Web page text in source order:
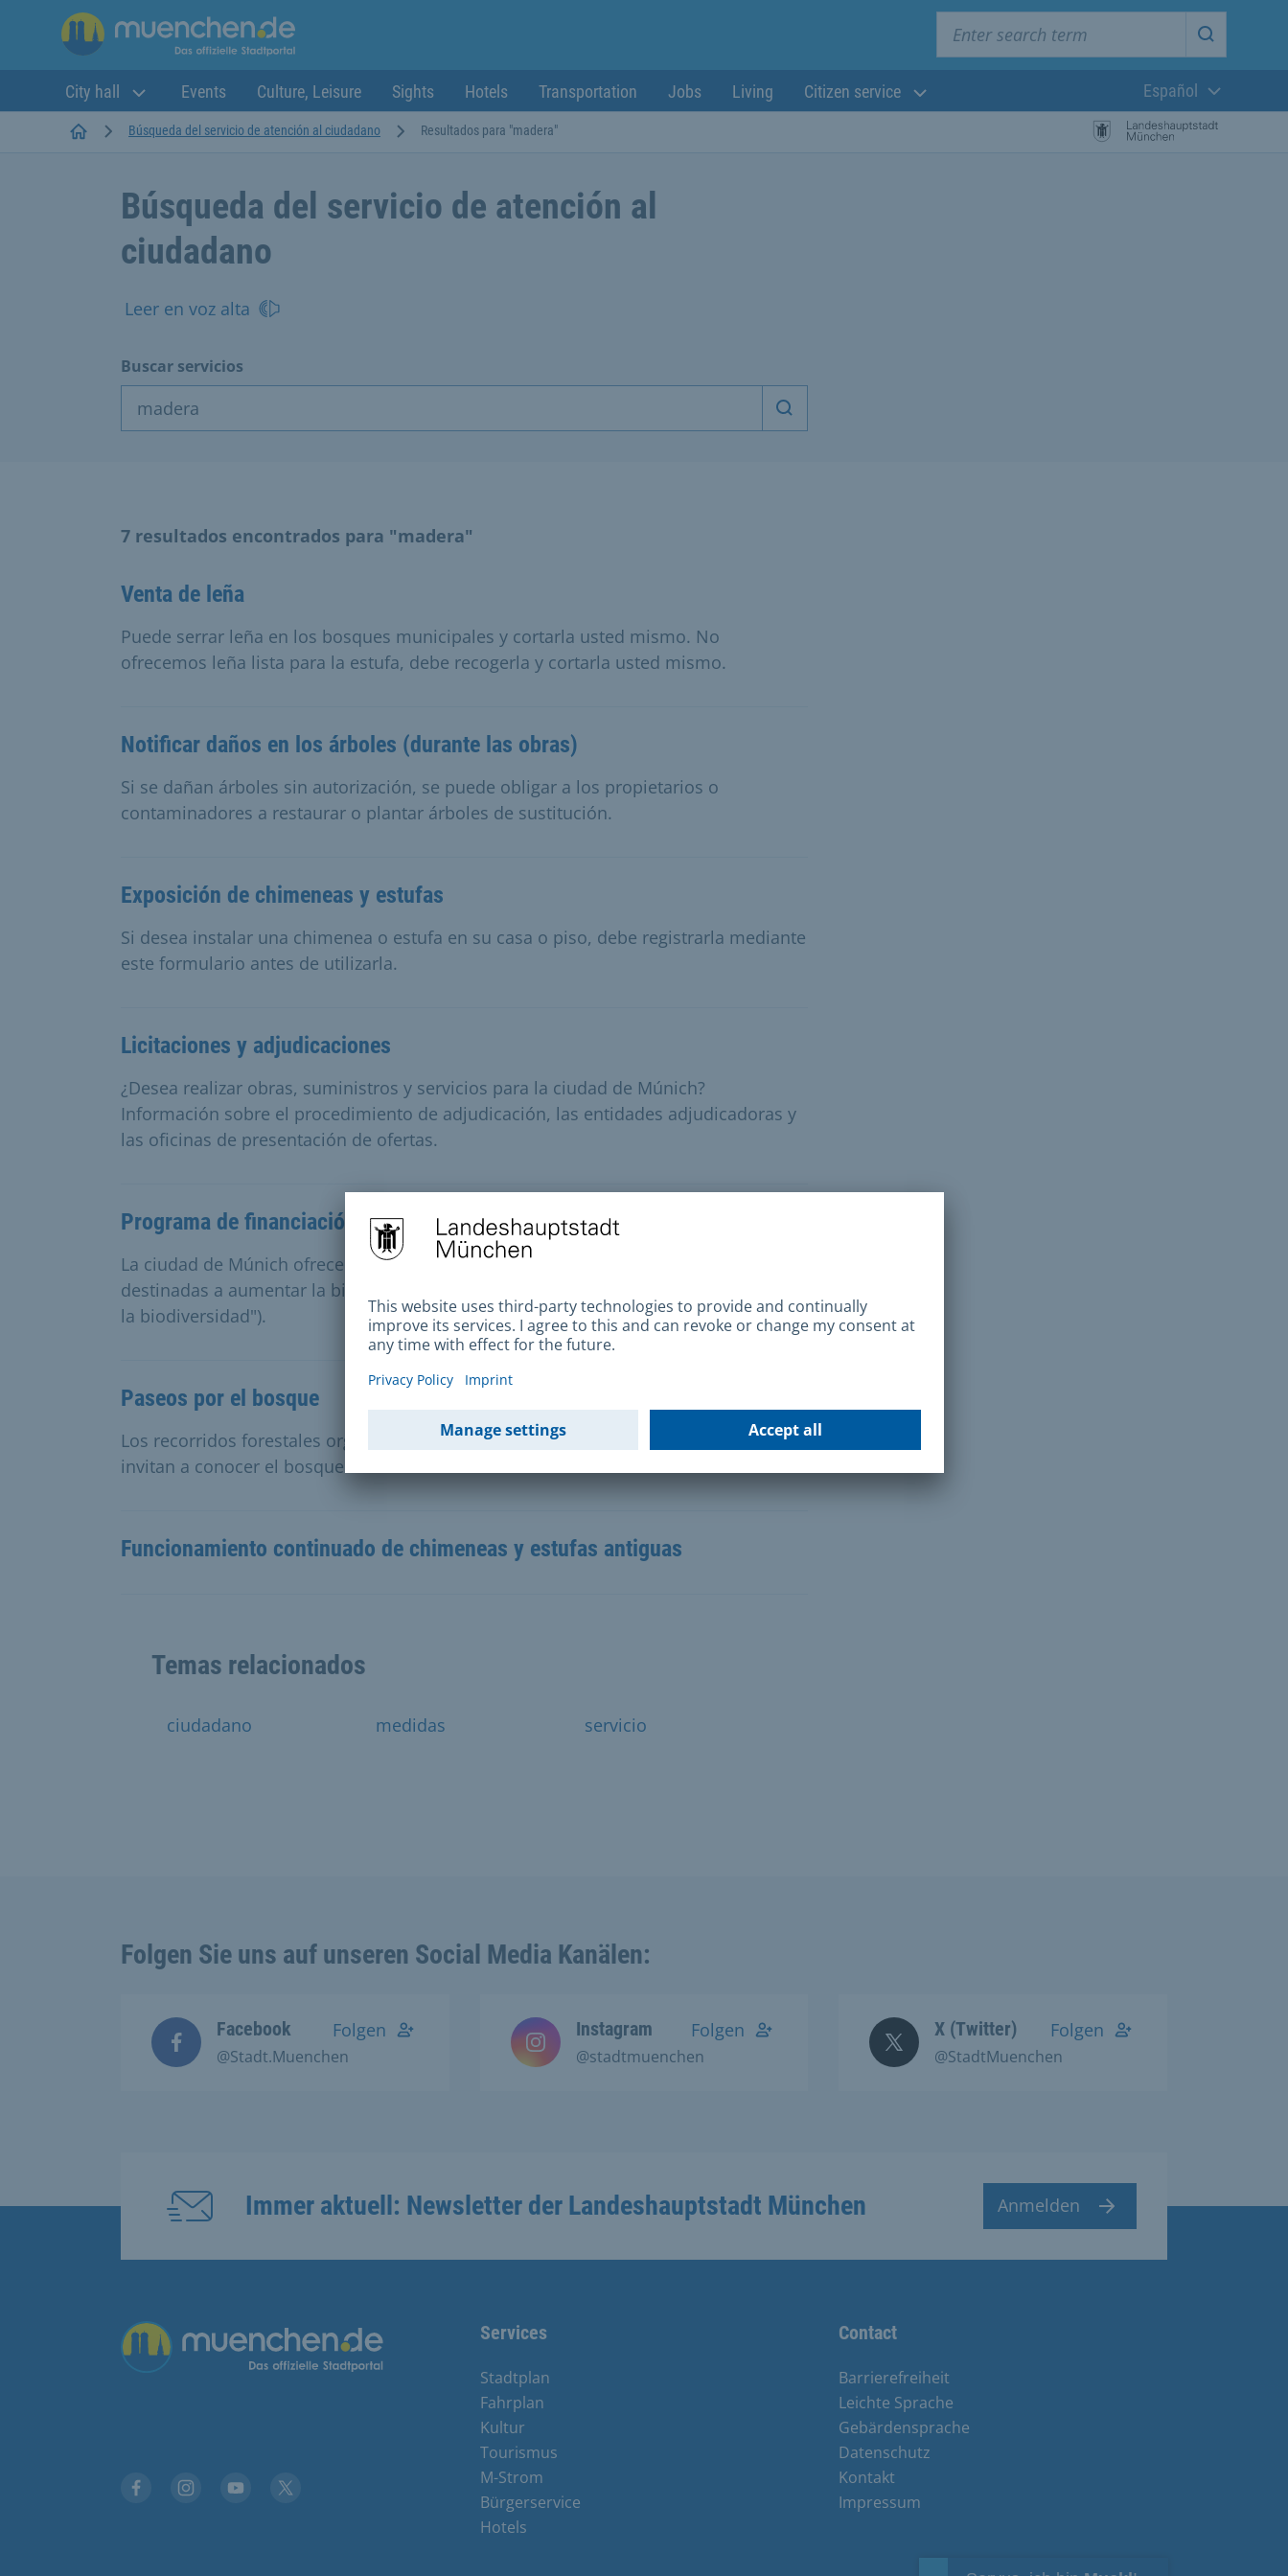
Start
City hall Events Culture, Leisure Sights Hotels Transportation Jobs Living Citizen service
Lengua actual:
Español
StartseiteBúsqueda del servicio de atención al ciudadano Resultados para "madera"
Búsqueda del servicio de atención al
ciudadano
Leer en voz alta
Buscar servicios
Iniciar búsqueda
7 resultados encontrados para "madera"
Venta de leña
Puede serrar leña en los bosques municipales y cortarla usted mismo. No
ofrecemos leña lista para la estufa, debe recogerla y cortarla usted mismo.
Notificar daños en los árboles (durante las obras)
Si se dañan árboles sin autorización, se puede obligar a los propietarios o
contaminadores a restaurar o plantar árboles de sustitución.
Exposición de chimeneas y estufas
Si desea instalar una chimenea o estufa en su casa o piso, debe registrarla mediante
este formulario antes de utilizarla.
Licitaciones y adjudicaciones
¿Desea realizar obras, suministros y servicios para la ciudad de Múnich?
Información sobre el procedimiento de adjudicación, las entidades adjudicadoras y
las oficinas de presentación de ofertas.
Programa de financiación de elementos constitutivos de la biodiversidad
La ciudad de Múnich ofrece ayuda financiera para la aplicación de medidas
destinadas a aumentar la biodiversidad (conocidas como "componentes básicos de
la biodiversidad").
Paseos por el bosque
Los recorridos forestales organizados por la administración forestal municipal
invitan a conocer el bosque de forma lúdica e interactiva.
Funcionamiento continuado de chimeneas y estufas antiguas
Temas relacionados
ciudadano medidas servicio
Folgen Sie uns auf unseren Social Media Kanälen:
Facebook
@Stadt.Muenchen
Folgen Instagram
@stadtmuenchen
Folgen X (Twitter)
@StadtMuenchen
Folgen
Immer aktuell: Newsletter der Landeshauptstadt München Anmelden
Übergreifende Links Services
Stadtplan
Fahrplan
Kultur
Tourismus
M-Strom
Bürgerservice
Hotels
Contact
Barrierefreiheit
Leichte Sprache
Gebärdensprache
Datenschutz
Kontakt
Impressum